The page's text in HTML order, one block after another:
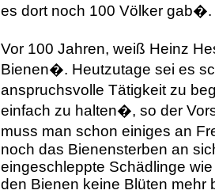
es dort noch 100 Völker
Vor 100 Jahren, weiß Heinz
Bienen�. Heutzutage sei es
anspruchsvolle Tätigkeit zu
einfach zu halten�, so der
muss man schon einiges an
noch das Bienensterben an
eingeschleppte Schädlinge
den Bienen keine Blüten mehr